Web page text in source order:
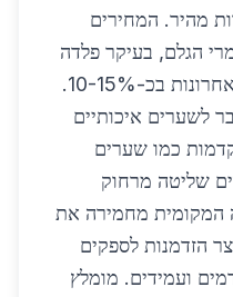
מהיר. המחירים
הגלם, בעיקר פלדה
וצביעה, שהתחזקו בשנים האחרונות בכ-10-15%.
לשערים איכותיים
כמו שערים
שליטה מרחוק
המקומית מחמירה את
הזדמנות לספקים
ועמידים. מומלץ